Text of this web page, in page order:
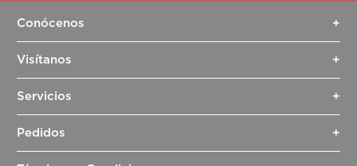
Conócenos +
Sobre nosotros
Sostenibilidad
Contacto
Blog
Visítanos +
Tiendas
Servicios +
Dr. Leather
Cuidados del cuero
Pedidos +
Facturación